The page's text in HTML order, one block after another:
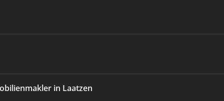
in Laatzen